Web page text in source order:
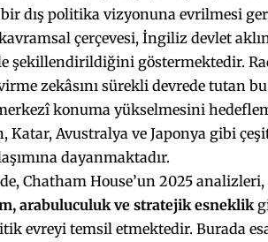
dış politika vizyonuna evrilmesi
çerçevesi, İngiliz devlet
şekillendirildiğini göstermektedir.
zekâsını sürekli devrede tutan
konuma yükselmesini
Katar, Avustralya ve Japonya gibi
dayanmaktadır.
Chatham House’un 2025
arabuluculuk ve stratejik esneklik
evreyi temsil etmektedir. Burada